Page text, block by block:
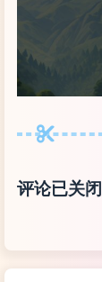
评论已关闭